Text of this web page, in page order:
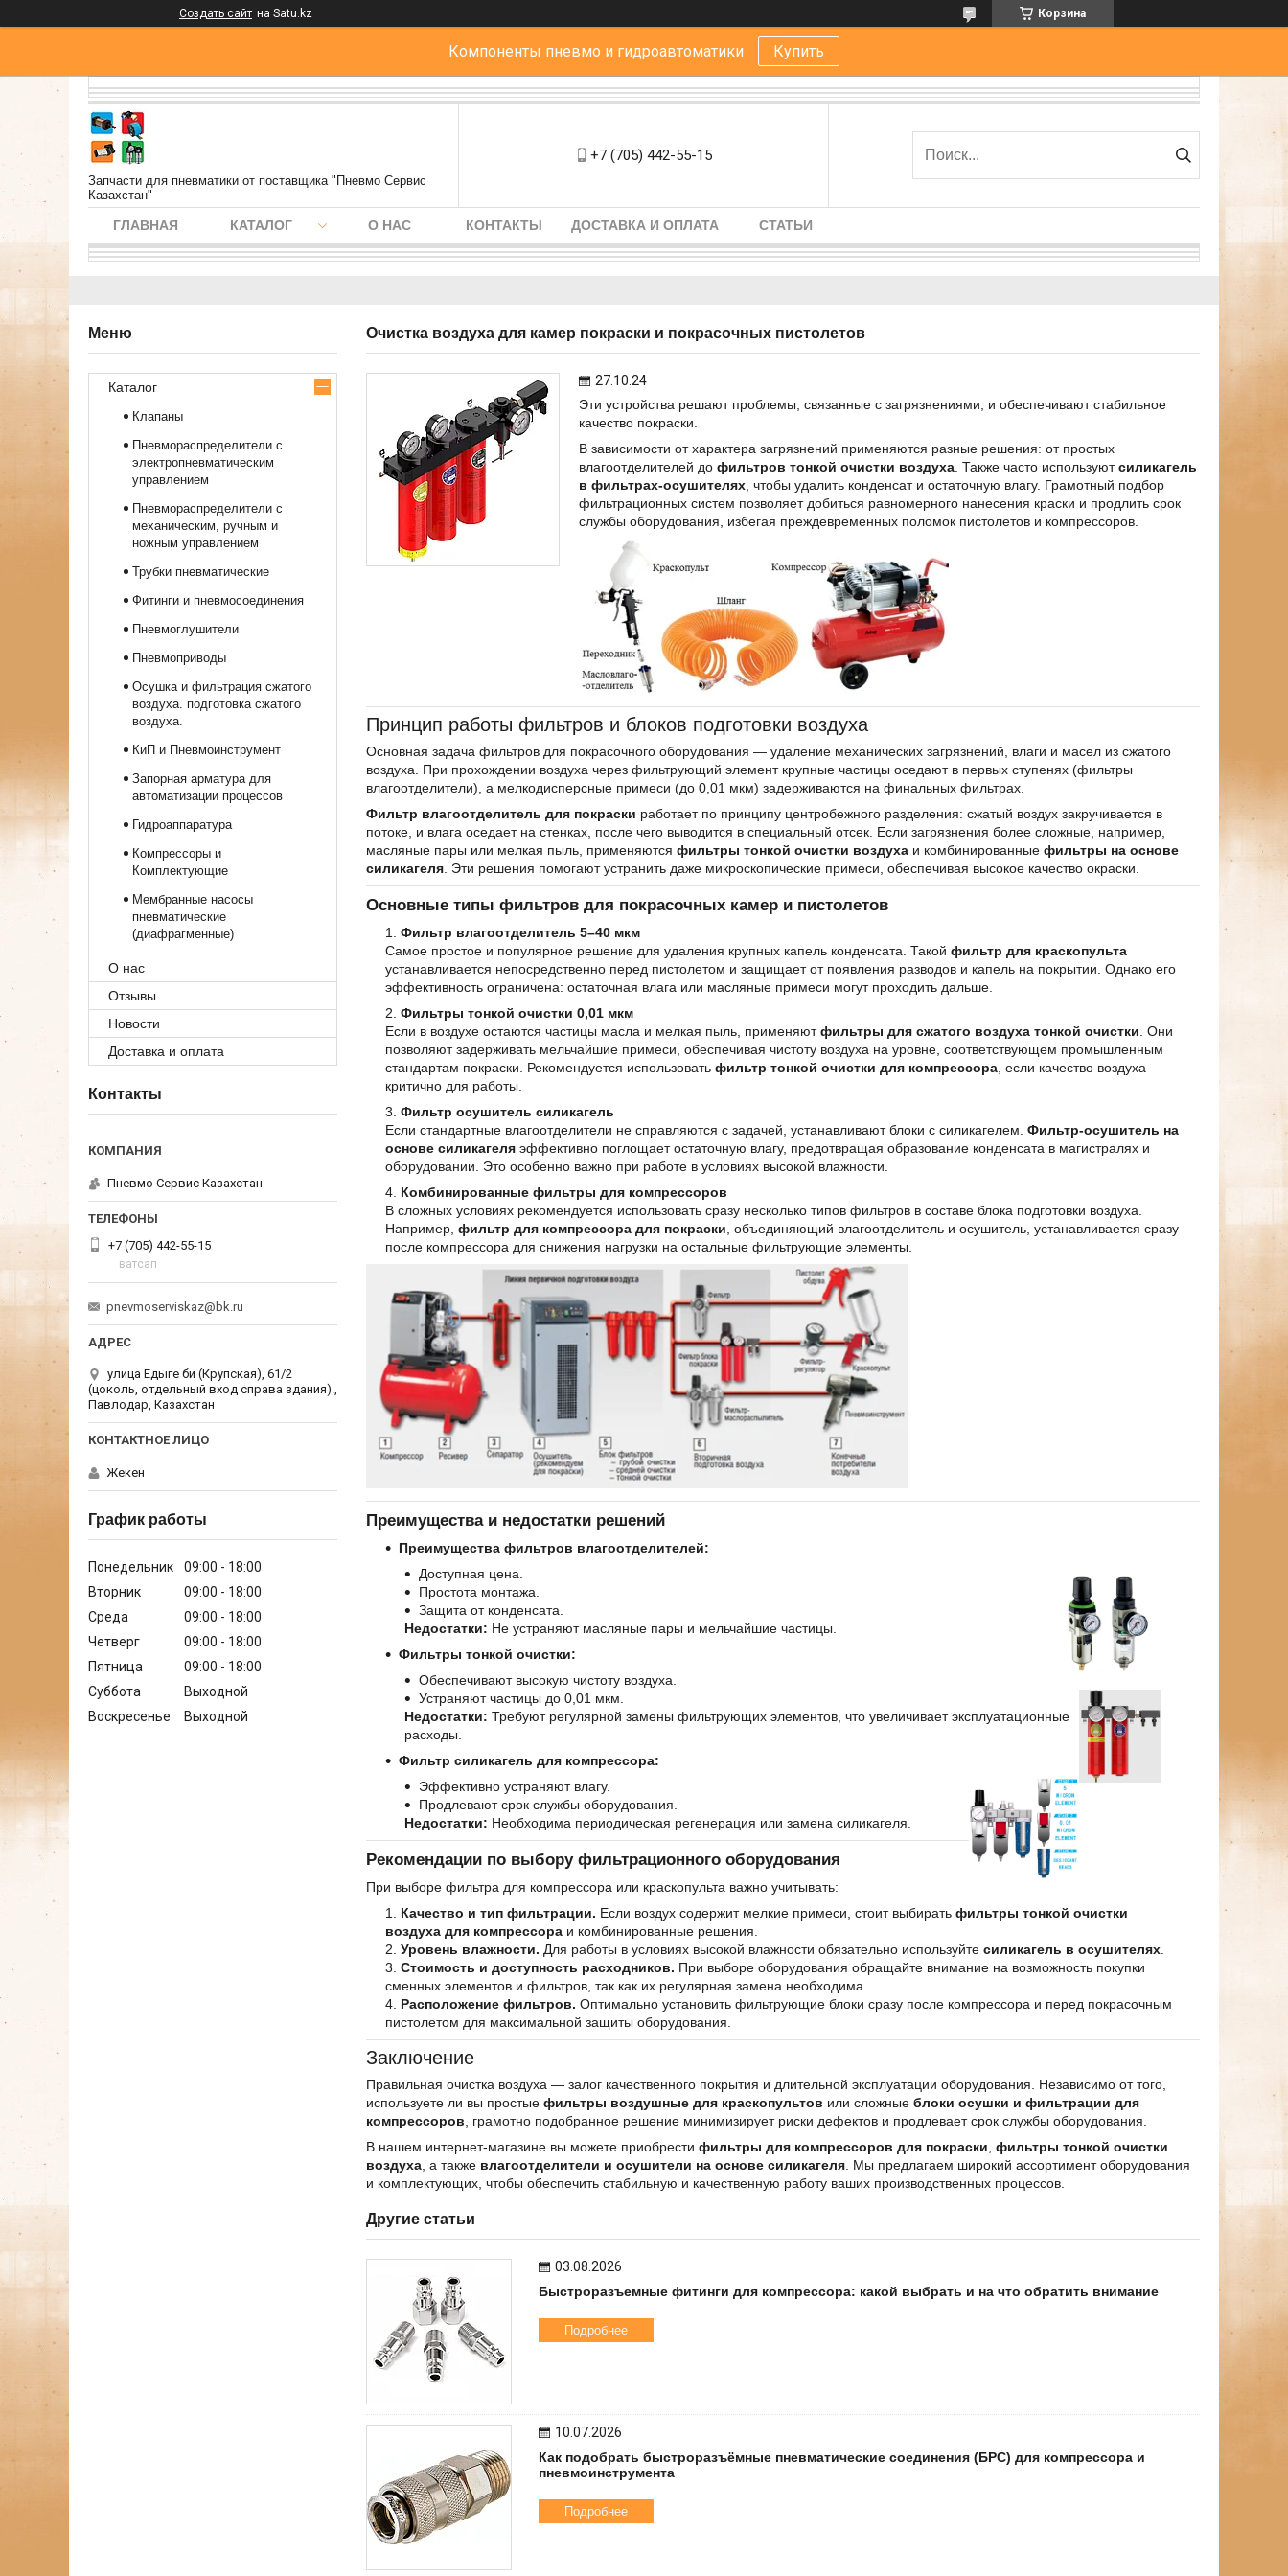
Создать сайт на Satu.kz Корзина
Компоненты пневмо и гидроавтоматики Купить
Запчасти для пневматики от поставщика "Пневмо Сервис
Казахстан"
+7 (705) 442-55-15
ГЛАВНАЯ КАТАЛОГ О НАС КОНТАКТЫ ДОСТАВКА И ОПЛАТА СТАТЬИ
Очистка воздуха для камер покраски и покрасочных пистолетов
27.10.24
Эти устройства решают проблемы, связанные с загрязнениями, и обеспечивают стабильное
качество покраски.
В зависимости от характера загрязнений применяются разные решения: от простых
влагоотделителей до фильтров тонкой очистки воздуха . Также часто используютсиликагель
в фильтрах-осушителях , чтобы удалить конденсат и остаточную влагу. Грамотный подбор
фильтрационных систем позволяет добиться равномерного нанесения краски и продлить срок
службы оборудования, избегая преждевременных поломок пистолетов и компрессоров.
Принцип работы фильтров и блоков подготовки воздуха
Основная задача фильтров для покрасочного оборудования — удаление механических загрязнений, влаги и масел из сжатого
воздуха. При прохождении воздуха через фильтрующий элемент крупные частицы оседают в первых ступенях (фильтры
влагоотделители), а мелкодисперсные примеси (до 0,01 мкм) задерживаются на финальных фильтрах.
Фильтр влагоотделитель для покраски работает по принципу центробежного разделения: сжатый воздух закручивается в
потоке, и влага оседает на стенках, после чего выводится в специальный отсек. Если загрязнения более сложные, например,
масляные пары или мелкая пыль, применяются фильтры тонкой очистки воздуха и комбинированные фильтры на основе
силикагеля . Эти решения помогают устранить даже микроскопические примеси, обеспечивая высокое качество окраски.
Основные типы фильтров для покрасочных камер и пистолетов
Фильтр влагоотделитель 5–40 мкм
Самое простое и популярное решение для удаления крупных капель конденсата. Такой фильтр для краскопульта
устанавливается непосредственно перед пистолетом и защищает от появления разводов и капель на покрытии. Однако его
эффективность ограничена: остаточная влага или масляные примеси могут проходить дальше.
Фильтры тонкой очистки 0,01 мкм
Если в воздухе остаются частицы масла и мелкая пыль, применяютфильтры для сжатого воздуха тонкой очистки . Они
позволяют задерживать мельчайшие примеси, обеспечивая чистоту воздуха на уровне, соответствующем промышленным
стандартам покраски. Рекомендуется использовать фильтр тонкой очистки для компрессора , если качество воздуха
критично для работы.
Фильтр осушитель силикагель
Если стандартные влагоотделители не справляются с задачей, устанавливают блоки с силикагелем. Фильтр-осушитель на
основе силикагеля эффективно поглощает остаточную влагу, предотвращая образование конденсата в магистралях и
оборудовании. Это особенно важно при работе в условиях высокой влажности.
Комбинированные фильтры для компрессоров
В сложных условиях рекомендуется использовать сразу несколько типов фильтров в составе блока подготовки воздуха.
Например, фильтр для компрессора для покраски , объединяющий влагоотделитель и осушитель, устанавливается сразу
после компрессора для снижения нагрузки на остальные фильтрующие элементы.
Преимущества и недостатки решений
Преимущества фильтров влагоотделителей:
Доступная цена.
Простота монтажа.
Защита от конденсата.
Недостатки: Не устраняют масляные пары и мельчайшие частицы.
Фильтры тонкой очистки:
Обеспечивают высокую чистоту воздуха.
Устраняют частицы до 0,01 мкм.
Недостатки: Требуют регулярной замены фильтрующих элементов, что увеличивает эксплуатационные
расходы.
Фильтр силикагель для компрессора:
Эффективно устраняют влагу.
Продлевают срок службы оборудования.
Недостатки: Необходима периодическая регенерация или замена силикагеля.
Рекомендации по выбору фильтрационного оборудования
При выборе фильтра для компрессора или краскопульта важно учитывать:
Качество и тип фильтрации. Если воздух содержит мелкие примеси, стоит выбирать фильтры тонкой очистки
воздуха для компрессора и комбинированные решения.
Уровень влажности. Для работы в условиях высокой влажности обязательно используйте силикагель в осушителях
Стоимость и доступность расходников. При выборе оборудования обращайте внимание на возможность покупки
сменных элементов и фильтров, так как их регулярная замена необходима.
Расположение фильтров. Оптимально установить фильтрующие блоки сразу после компрессора и перед покрасочным
пистолетом для максимальной защиты оборудования.
Заключение
Правильная очистка воздуха — залог качественного покрытия и длительной эксплуатации оборудования. Независимо от того,
используете ли вы простые фильтры воздушные для краскопультов или сложные блоки осушки и фильтрации для
компрессоров , грамотно подобранное решение минимизирует риски дефектов и продлевает срок службы оборудования.
В нашем интернет-магазине вы можете приобрести фильтры для компрессоров для покраски фильтры тонкой очистки
воздуха , а также влагоотделители и осушители на основе силикагеля . Мы предлагаем широкий ассортимент оборудования
и комплектующих, чтобы обеспечить стабильную и качественную работу ваших производственных процессов.
Другие статьи
03.08.2026
Быстроразъемные фитинги для компрессора: какой выбрать и на что обратить внимание
Подробнее
10.07.2026
Как подобрать быстроразъёмные пневматические соединения (БРС) для компрессора и
пневмоинструмента
Подробнее
Каталог
Клапаны
Пневмораспределители с
электропневматическим
управлением
Пневмораспределители с
механическим, ручным и
ножным управлением
Трубки пневматические
Фитинги и пневмосоединения
Пневмоглушители
Пневмоприводы
Осушка и фильтрация сжатого
воздуха. подготовка сжатого
воздуха.
КиП и Пневмоинструмент
Запорная арматура для
автоматизации процессов
Гидроаппаратура
Компрессоры и
Комплектующие
Мембранные насосы
пневматические
(диафрагменные)
О нас
Отзывы
Новости
Доставка и оплата
Контакты
Пневмо Сервис Казахстан
+7 (705) 442-55-15
ватсап
pnevmoserviskaz@bk.ru
улица Едыге би (Крупская), 61/2
(цоколь, отдельный вход справа здания).,
Павлодар, Казахстан
Жекен
График работы
Понедельник 09:00
18:00
Вторник
09:00
18:00
Среда
09:00
18:00
Четверг
09:00
18:00
Пятница
09:00
18:00
Суббота
Выходной
Воскресенье
Выходной